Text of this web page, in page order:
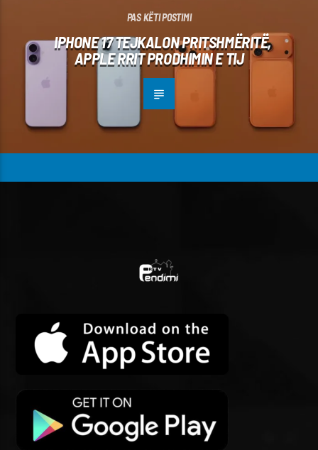
PAS KËTI POSTIMI
IPHONE 17 TEJKALON PRITSHMËRITË,
APPLE RRIT PRODHIMIN E TIJ